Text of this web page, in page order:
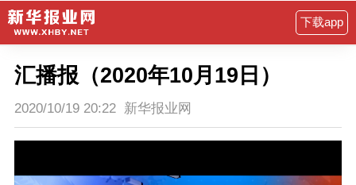
下载app
汇播报（2020年10月19日）
2020/10/19 20:22 新华报业网